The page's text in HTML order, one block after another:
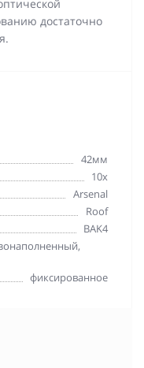
достаточно
42мм
10x
Arsenal
Roof
BAK4
фиксированное